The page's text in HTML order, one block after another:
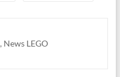
, News LEGO